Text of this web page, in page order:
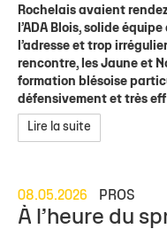
Rochelais avaient
l’ADA Blois, solide
l’adresse et trop
rencontre, les Jaune et
formation blésoise
défensivement et très
Lire la suite
08.05.2026 PROS
À l’heure du